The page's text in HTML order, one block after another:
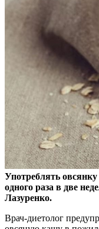
Употреблять
одного раза в две
Лазуренко.
Врач-диетолог